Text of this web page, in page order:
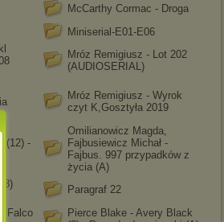
McCarthy Cormac - Droga
Miniserial-E01-E06
Mróz Remigiusz - Lot 202
(AUDIOSERIAL)
Mróz Remigiusz - Wyrok
czyt K,Gosztyła 2019
(12) -
Omilianowicz Magda,
Fajbusiewicz Michał -
Fajbus. 997 przypadków z
życia (A)
Paragraf 22
Falco
Pierce Blake - Avery Black